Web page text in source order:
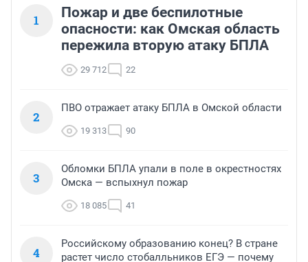
1
Пожар и две беспилотные
опасности: как Омская область
пережила вторую атаку БПЛА
29 712 22
2
ПВО отражает атаку БПЛА в Омской области
19 313 90
3
Обломки БПЛА упали в поле в окрестностях
Омска — вспыхнул пожар
18 085 41
4
Российскому образованию конец? В стране
растет число стобалльников ЕГЭ — почему